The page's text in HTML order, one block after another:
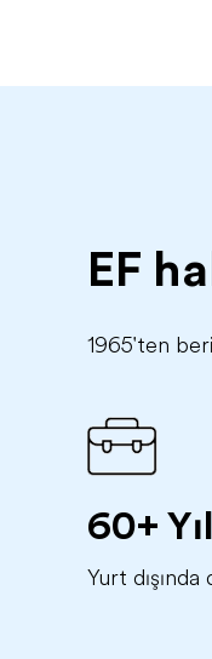
EF
1965'ten
60+ Yıl
Yurt